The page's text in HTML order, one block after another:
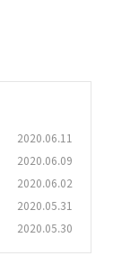
2020.06.11
2020.06.09
2020.06.02
2020.05.31
2020.05.30